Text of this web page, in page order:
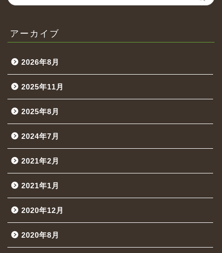
アーカイブ
2026年8月
2025年11月
2025年8月
2024年7月
2021年2月
2021年1月
2020年12月
2020年8月